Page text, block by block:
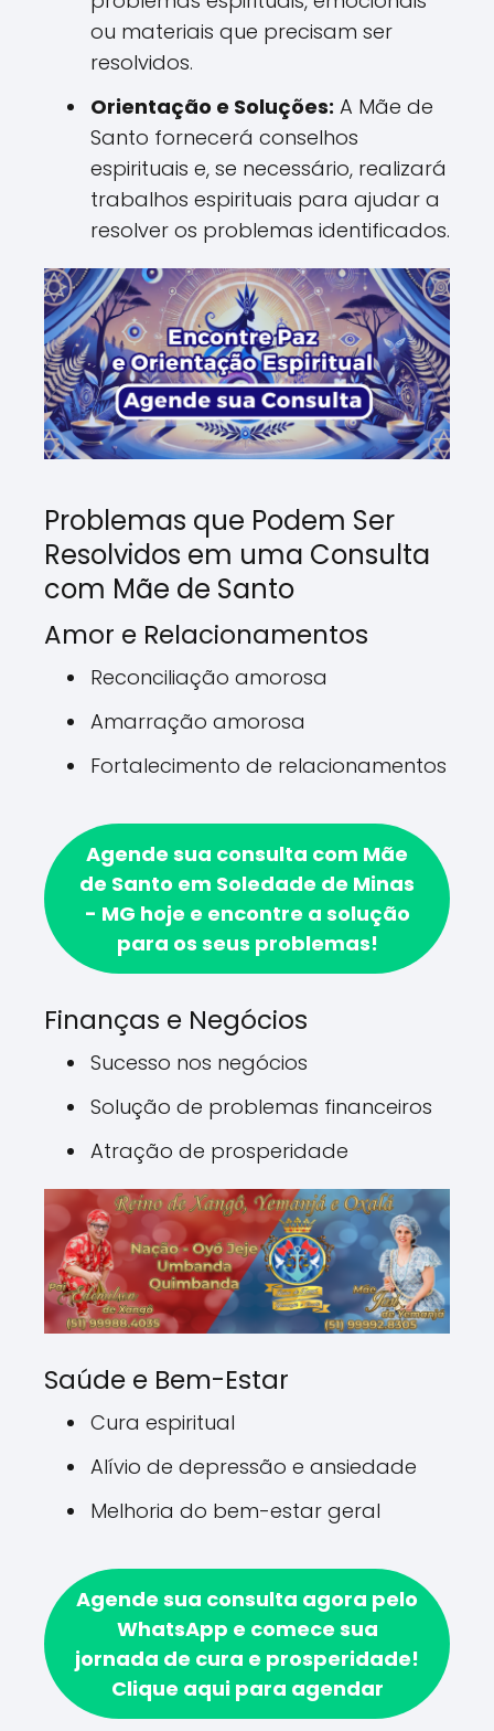
ou materiais que precisam ser
resolvidos.
Orientação e Soluções: A Mãe de
Santo fornecerá conselhos
espirituais e, se necessário, realizará
trabalhos espirituais para ajudar a
resolver os problemas identificados.
Problemas que Podem Ser
Resolvidos em uma Consulta
com Mãe de Santo
Amor e Relacionamentos
Reconciliação amorosa
Amarração amorosa
Fortalecimento de relacionamentos
Agende sua consulta com Mãe
de Santo em Soledade de Minas
- MG hoje e encontre a solução
para os seus problemas!
Finanças e Negócios
Sucesso nos negócios
Solução de problemas financeiros
Atração de prosperidade
Saúde e Bem-Estar
Cura espiritual
Alívio de depressão e ansiedade
Melhoria do bem-estar geral
Agende sua consulta agora pelo
WhatsApp e comece sua
jornada de cura e prosperidade!
Clique aqui para agendar